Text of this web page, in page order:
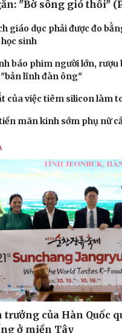
"Bờ sông gió thổi"
giáo dục phải được đo
sinh
báo phim người lớn,
lĩnh đàn ông"
của việc tiêm silicon làm
mãn kinh sớm phụ nữ
trưởng của Hàn Quốc
ở miền Tây